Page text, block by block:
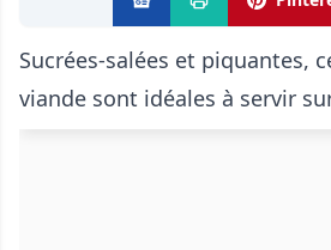
Sucrées-salées et piquantes,
viande sont idéales à servir